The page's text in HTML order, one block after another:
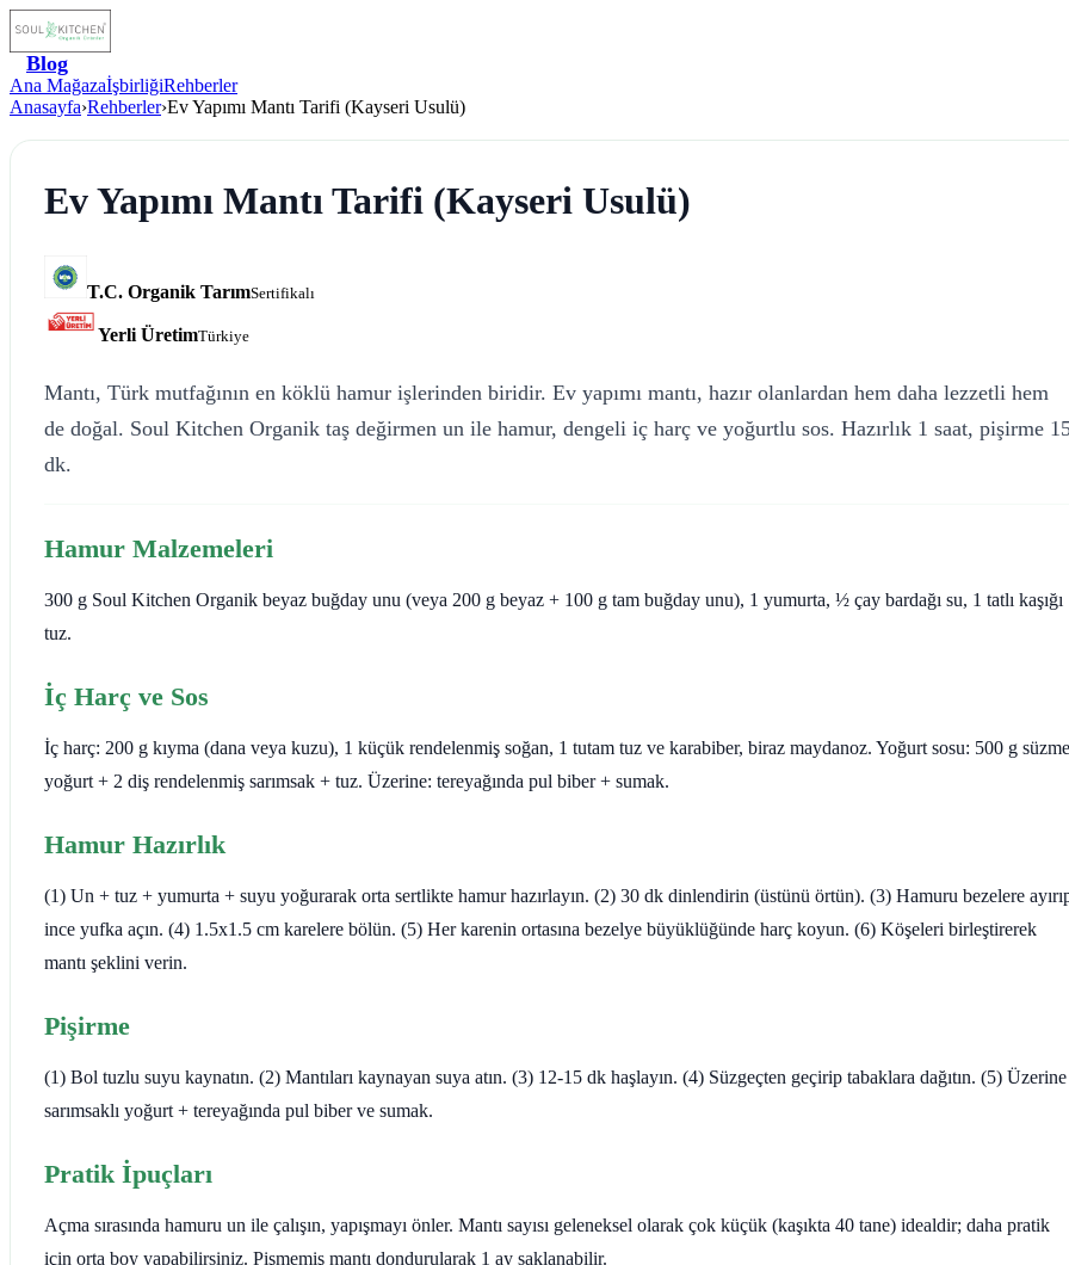
Blog
Ana MağazaİşbirliğiRehberler
Anasayfa›Rehberler›Ev Yapımı Mantı Tarifi (Kayseri Usulü)
Ev Yapımı Mantı Tarifi (Kayseri Usulü)
T.C. Organik TarımSertifikalı
Yerli ÜretimTürkiye
Mantı, Türk mutfağının en köklü hamur işlerinden biridir. Ev yapımı mantı, hazır olanlardan hem daha lezzetli hem
de doğal. Soul Kitchen Organik taş değirmen un ile hamur, dengeli iç harç ve yoğurtlu sos. Hazırlık 1 saat, pişirme
dk.
Hamur Malzemeleri
300 g Soul Kitchen Organik beyaz buğday unu (veya 200 g beyaz + 100 g tam buğday unu), 1 yumurta, ½ çay bardağı su, 1 tatlı kaşığı
tuz.
İç Harç ve Sos
İç harç: 200 g kıyma (dana veya kuzu), 1 küçük rendelenmiş soğan, 1 tutam tuz ve karabiber, biraz maydanoz. Yoğurt sosu: 500 g süzme
yoğurt + 2 diş rendelenmiş sarımsak + tuz. Üzerine: tereyağında pul biber + sumak.
Hamur Hazırlık
(1) Un + tuz + yumurta + suyu yoğurarak orta sertlikte hamur hazırlayın. (2) 30 dk dinlendirin (üstünü örtün). (3) Hamuru bezelere
ince yufka açın. (4) 1.5x1.5 cm karelere bölün. (5) Her karenin ortasına bezelye büyüklüğünde harç koyun. (6) Köşeleri birleştirerek
mantı şeklini verin.
Pişirme
(1) Bol tuzlu suyu kaynatın. (2) Mantıları kaynayan suya atın. (3) 12-15 dk haşlayın. (4) Süzgeçten geçirip tabaklara dağıtın. (5) Üzerine
sarımsaklı yoğurt + tereyağında pul biber ve sumak.
Pratik İpuçları
Açma sırasında hamuru un ile çalışın, yapışmayı önler. Mantı sayısı geleneksel olarak çok küçük (kaşıkta 40 tane) idealdir; daha pratik
için orta boy yapabilirsiniz. Pişmemiş mantı dondurularak 1 ay saklanabilir.